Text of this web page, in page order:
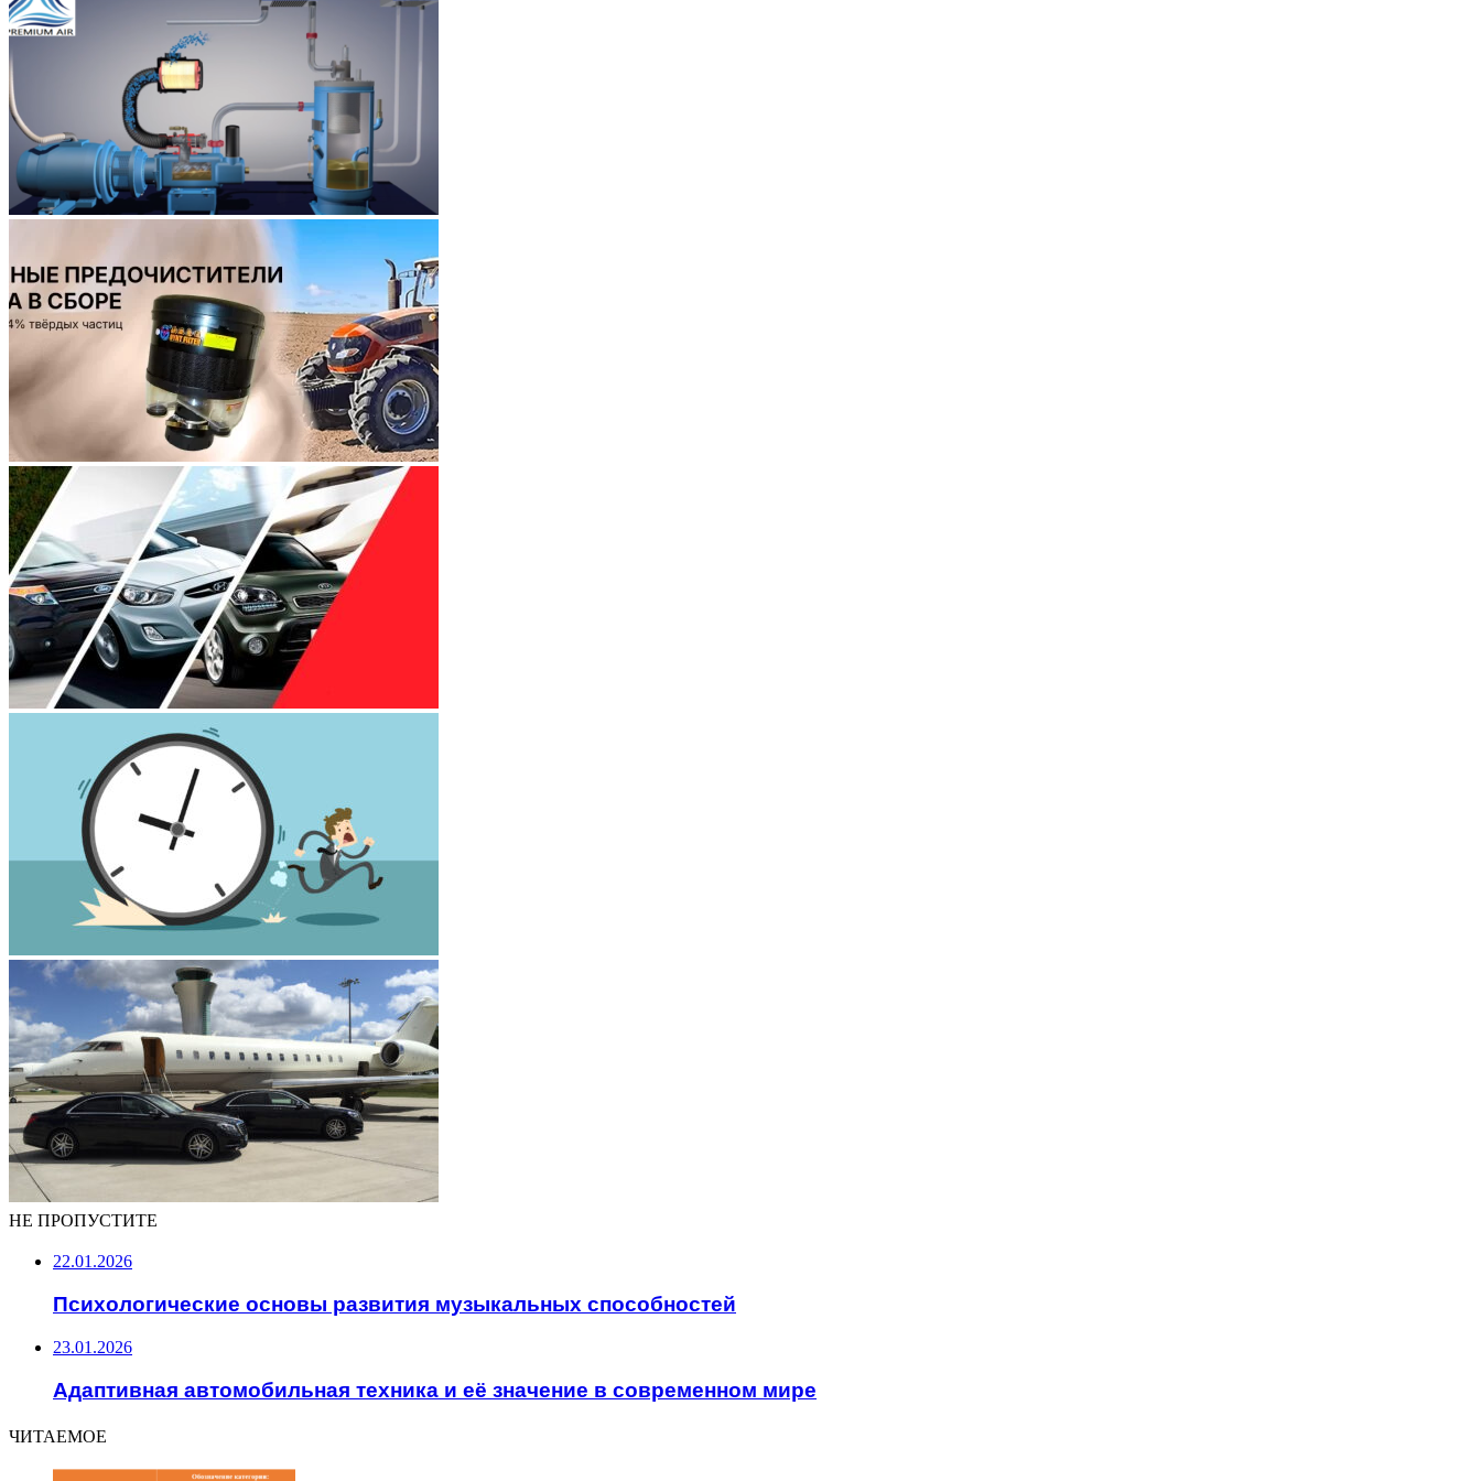
НЕ ПРОПУСТИТЕ
22.01.2026
Психологические основы развития музыкальных способностей
23.01.2026
Адаптивная автомобильная техника и её значение в современном мире
ЧИТАЕМОЕ